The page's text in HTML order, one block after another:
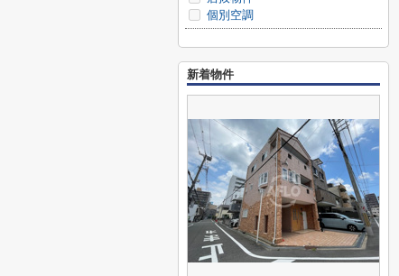
個別空調
新着物件